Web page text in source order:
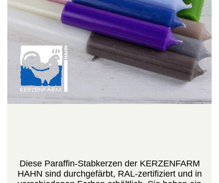
Diese Paraffin-Stabkerzen der KERZENFARM
HAHN sind durchgefärbt, RAL-zertifiziert und in